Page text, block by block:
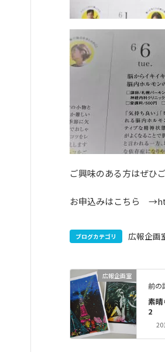
ご興味のある方はぜひ
お申込みはこちら
ブログカテゴリ 広報企画
広報企画室
前の
素
2